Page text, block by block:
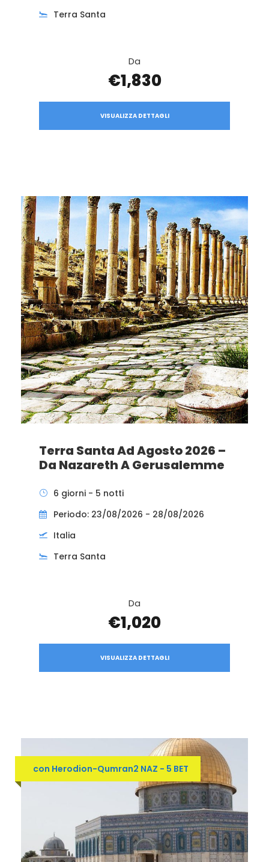
Terra Santa
Da
€1,830
VISUALIZZA DETTAGLI
Terra Santa Ad Agosto 2026 –
Da Nazareth A Gerusalemme
6 giorni - 5 notti
Periodo: 23/08/2026 - 28/08/2026
Italia
Terra Santa
Da
€1,020
VISUALIZZA DETTAGLI
con Herodion-Qumran2 NAZ - 5 BET